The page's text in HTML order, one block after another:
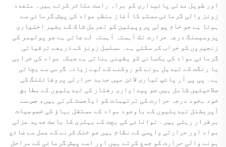
اور طویل مدتی پائیداری کو براہ راست متاثر کرتے ہیں۔ متعدد
زونز والی گرمائی سسٹم کا آغاز منظم مواد کی پیش گرمائی سے
ہوتا ہے جو خام پولی پروپیلین کو تھرمل شاک کے بغیر اختیاری
پروسیسنگ درجہ حرارت تک آہستہ آہستہ لے جاتی ہے جو پولیمر کی
زنجیروں کو خراب کر سکتی ہے۔ مسلسل زونز کے ذریعے ترقیاتی
گرمائی مواد کی یکسانی کو یقینی بناتی ہے جبکہ مواد کی خرابی
یا رنگت کے تبدیل ہونے کو روکنے کے لیے زیادہ گرمی سے بچاتی
ہے۔ پی پی آر پائپ تیاری لائن میں جدید حرارتی پروفائلنگ کی
صلاحیتیں شامل ہیں جو پیداواری رفتار کی تبدیلیوں کے مطابق
خود بخود درجہ حرارت کی ترتیبات کو ایڈجسٹ کرتی ہیں، جس سے
آپریشنل تبدیلیوں کے باوجود مواد کے مستقل بہاؤ کی خصوصیات
برقرار رہتی ہیں۔ توانائی کی بچت کے بہتری کا باعث جدید عزلی
مواد اور حرارتی واپسی کے نظام ہیں جو خنک کرنے کے عمل سے ضائع
ہونے والی حرارت کو جمع کرتے ہیں اور اسے پیش گرمائی کے مراحل